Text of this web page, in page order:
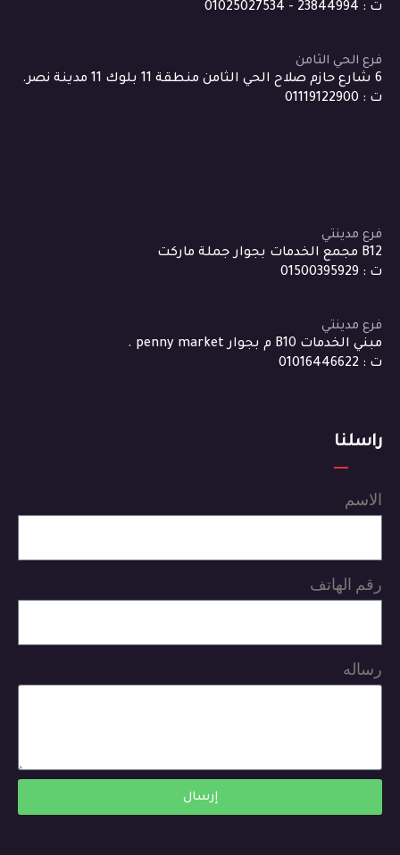
ت : 23844994 - 01025027534
فرع الحي الثامن
6 شارع حازم صلاح الحي الثامن منطقة 11 بلوك 11 مدينة نصر.
ت : 01119122900
فرع مدينتي
B12 مجمع الخدمات بجوار جملة ماركت
ت : 01500395929
فرع مدينتي
مبني الخدمات B10 م بجوار penny market .
ت : 01016446622
راسلنا
الاسم
رقم الهاتف
رساله
إرسال